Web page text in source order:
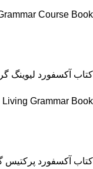
Course Book
کتاب آکسفورد لیوینگ
Living Grammar Book
کتاب آکسفورد پرکتیس